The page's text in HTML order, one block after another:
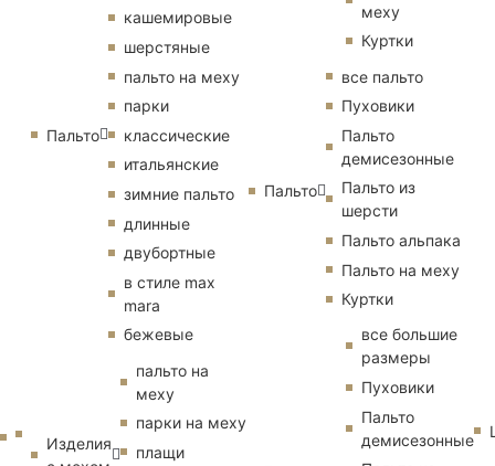
Пальто
кашемировые
шерстяные
пальто на меху
парки
классические
итальянские
зимние пальто
длинные
двубортные
в стиле max
mara
бежевые
Изделия
пальто на
меху
парки на меху
плащи
меху
Куртки
Пальто
все пальто
Пуховики
Пальто
демисезонные
Пальто из
шерсти
Пальто альпака
Пальто на меху
Куртки
все большие
размеры
Пуховики
Пальто
демисезонные